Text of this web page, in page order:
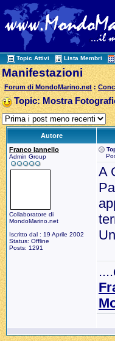
Topic Attivi Lista Membri
Manifestazioni
Forum di MondoMarino.net :
Topic: Mostra
Autore
Franco Iannello
Admin Group
Collaboratore di
MondoMarino.net
Iscritto dal : 19 Aprile 2002
Status: Offline
Posts: 1291
A